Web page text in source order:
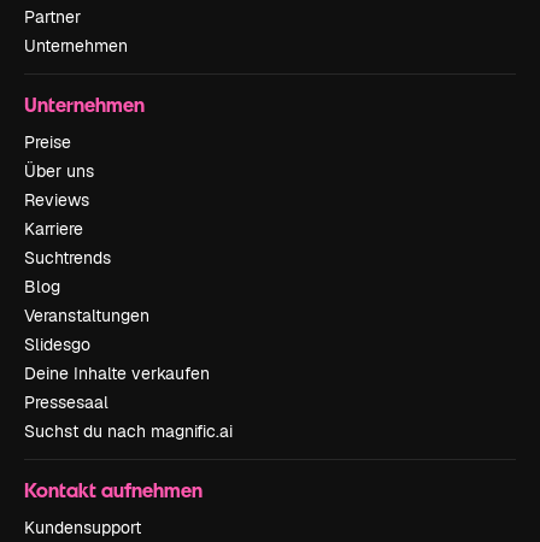
Partner
Unternehmen
Unternehmen
Preise
Über uns
Reviews
Karriere
Suchtrends
Blog
Veranstaltungen
Slidesgo
Deine Inhalte verkaufen
Pressesaal
Suchst du nach magnific.ai
Kontakt aufnehmen
Kundensupport